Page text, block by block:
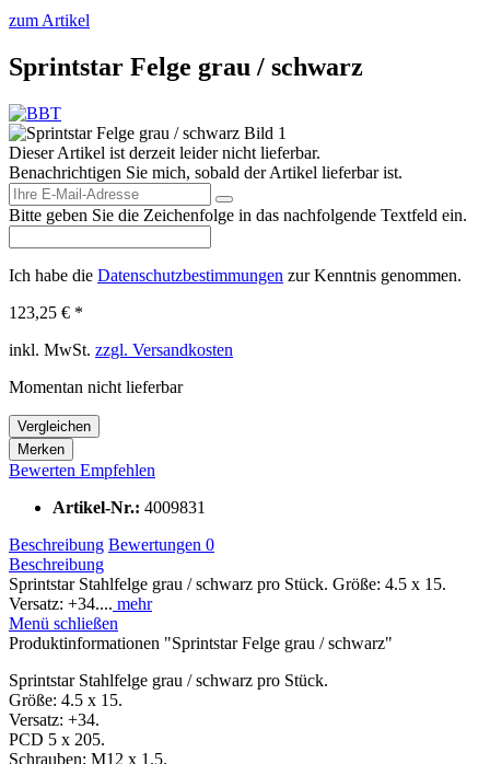
zum Artikel
Sprintstar Felge grau / schwarz
Dieser Artikel ist derzeit leider nicht lieferbar.
Benachrichtigen Sie mich, sobald der Artikel lieferbar ist.
Bitte geben Sie die Zeichenfolge in das nachfolgende Textfeld ein.
Ich habe die Datenschutzbestimmungen zur Kenntnis genommen.
123,25 € *
inkl. MwSt. zzgl. Versandkosten
Momentan nicht lieferbar
Vergleichen
Merken
Bewerten Empfehlen
Artikel-Nr.: 4009831
Beschreibung Bewertungen 0
Beschreibung
Sprintstar Stahlfelge grau / schwarz pro Stück. Größe: 4.5 x 15.
Versatz: +34.... mehr
Menü schließen
Produktinformationen "Sprintstar Felge grau / schwarz"
Sprintstar Stahlfelge grau / schwarz pro Stück.
Größe: 4.5 x 15.
Versatz: +34.
PCD 5 x 205.
Schrauben: M12 x 1.5.